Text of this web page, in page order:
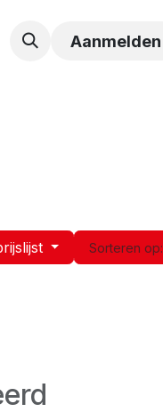
Vacatures Contact
Aanmelden
Sorteren op: